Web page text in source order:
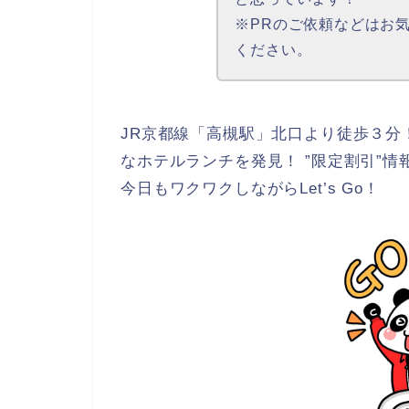
※PRのご依頼などはお
ください。
JR京都線「高槻駅」北口より徒歩３
なホテルランチを発見！ ”限定割引”
今日もワクワクしながらLet’s Go！